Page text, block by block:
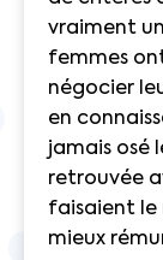
vraiment
femmes
négocier
en
jamais osé
retrouvée
faisaient le
mieux